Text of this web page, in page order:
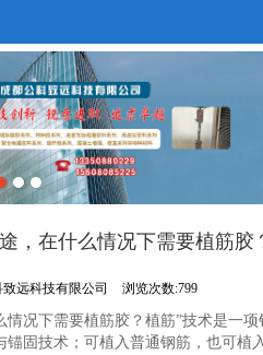
，在什么情况下需要植筋胶
远科技有限公司 浏览次数:799
况下需要植筋胶？植筋”技术是一项
固技术；可植入普通钢筋，也可植